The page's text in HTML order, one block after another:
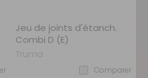
Jeu de joints d'étanch.
Combi D (E)
Truma
Comparer